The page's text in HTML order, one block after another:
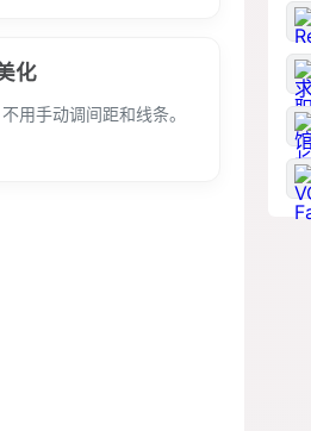
化
用手动调间距和线条。